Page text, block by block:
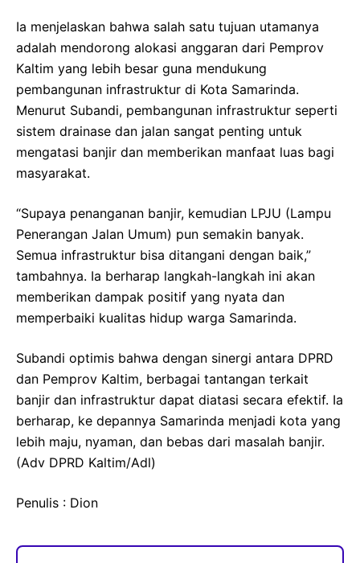
Ia menjelaskan bahwa salah satu tujuan utamanya
adalah mendorong alokasi anggaran dari Pemprov
Kaltim yang lebih besar guna mendukung
pembangunan infrastruktur di Kota Samarinda.
Menurut Subandi, pembangunan infrastruktur seperti
sistem drainase dan jalan sangat penting untuk
mengatasi banjir dan memberikan manfaat luas bagi
masyarakat.
“Supaya penanganan banjir, kemudian LPJU (Lampu
Penerangan Jalan Umum) pun semakin banyak.
Semua infrastruktur bisa ditangani dengan baik,”
tambahnya. Ia berharap langkah-langkah ini akan
memberikan dampak positif yang nyata dan
memperbaiki kualitas hidup warga Samarinda.
Subandi optimis bahwa dengan sinergi antara DPRD
dan Pemprov Kaltim, berbagai tantangan terkait
banjir dan infrastruktur dapat diatasi secara efektif. Ia
berharap, ke depannya Samarinda menjadi kota yang
lebih maju, nyaman, dan bebas dari masalah banjir.
(Adv DPRD Kaltim/Adl)
Penulis : Dion